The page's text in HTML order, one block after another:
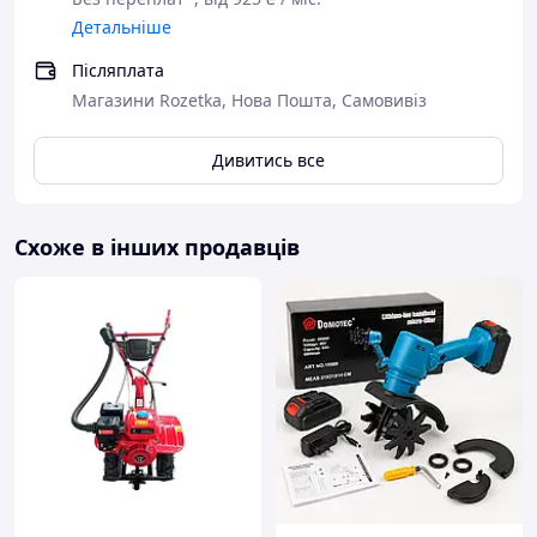
Комплект кріплень
Фрези — 4 шт.
Гарантійний талон
Детальніше
Післяплата
Магазини Rozetka, Нова Пошта, Самовивіз
Дивитись все
Схоже в інших продавців